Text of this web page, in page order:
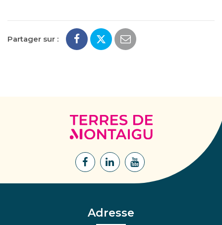
Partager sur :
Terres
de
Montaigu
Lien
Facebook
Lien
Lien
Adresse